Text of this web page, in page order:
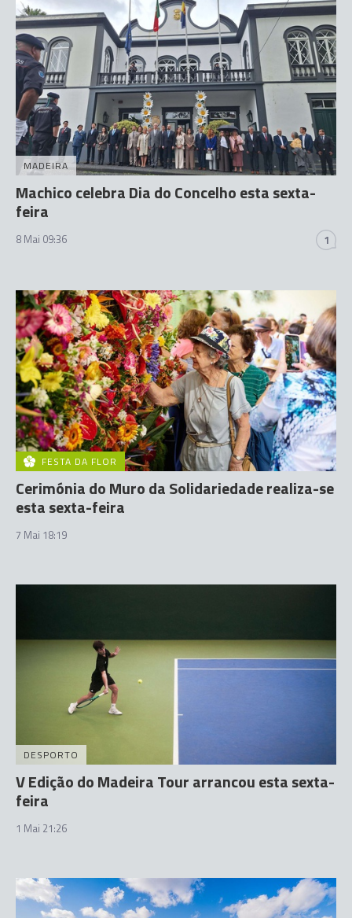
MADEIRA
Machico celebra Dia do Concelho esta sexta-
feira
8 Mai 09:36 1
FESTA DA FLOR
Cerimónia do Muro da Solidariedade realiza-se
esta sexta-feira
7 Mai 18:19
DESPORTO
V Edição do Madeira Tour arrancou esta sexta-
feira
1 Mai 21:26